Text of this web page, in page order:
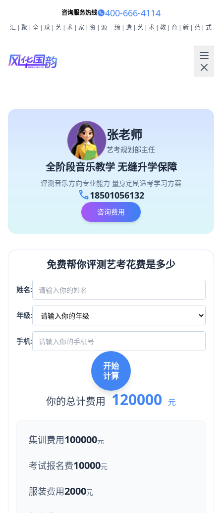
咨询服务热线 400-666-4114
汇|聚|全|球|艺|术|家|资|源 缔|造|艺|术|教|育|新|范|式
张老师
艺考规划部主任
全阶段音乐教学 无缝升学保障
评测音乐方向专业能力 量身定制适考学习方案
call18501056132
咨询费用
免费帮你评测艺考花费是多少
姓名:
年级:
手机:
开始
计算
你的总计费用 120000 元
集训费用100000元
考试报名费10000元
服装费用2000元